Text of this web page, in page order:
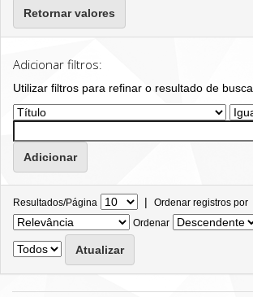
Retornar valores
Adicionar filtros:
Utilizar filtros para refinar o resultado de busca.
Resultados/Página | Ordenar registros por
Ordenar